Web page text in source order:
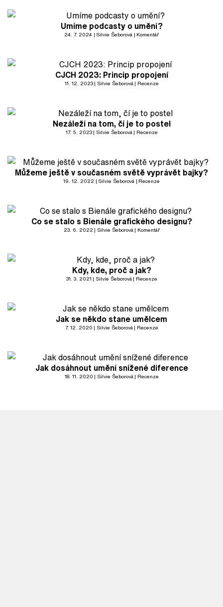
Umíme podcasty o umění?
24. 7. 2024 Silvie Šeborová Komentář
CJCH 2023: Princip propojení
11. 12. 2023 Silvie Šeborová Recenze
Nezáleží na tom, čí je to postel
17. 5. 2023 Silvie Šeborová Recenze
Můžeme ještě v současném světě vyprávět bajky?
19. 12. 2022 Silvie Šeborová Recenze
Co se stalo s Bienále grafického designu?
23. 6. 2022 Silvie Šeborová Komentář
Kdy, kde, proč a jak?
31. 3. 2021 Silvie Šeborová Recenze
Jak se někdo stane umělcem
7. 12. 2020 Silvie Šeborová Recenze
Jak dosáhnout umění snížené diference
18. 11. 2020 Silvie Šeborová Recenze